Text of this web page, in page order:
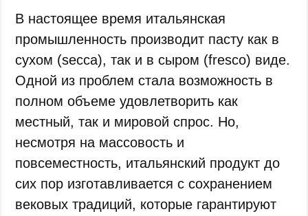
В настоящее время итальянская
промышленность производит пасту как в
сухом (secca), так и в сыром (fresco) виде.
Одной из проблем стала возможность в
полном объеме удовлетворить как
местный, так и мировой спрос. Но,
несмотря на массовость и
повсеместность, итальянский продукт до
сих пор изготавливается с сохранением
вековых традиций, которые гарантируют